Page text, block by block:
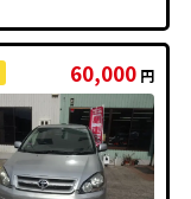
60,000 円